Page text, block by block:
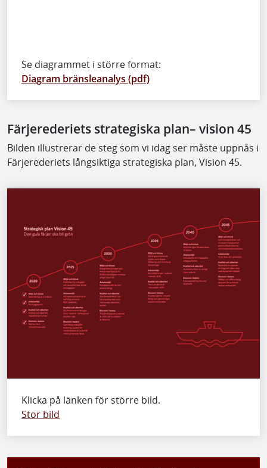
Se diagrammet i större format:
Diagram bränsleanalys (pdf)
Färjerederiets strategiska plan– vision 45
Bilden illustrerar de steg som vi idag ser måste uppnås i
Färjerederiets långsiktiga strategiska plan, Vision 45.
Klicka på länken för större bild.
Stor bild